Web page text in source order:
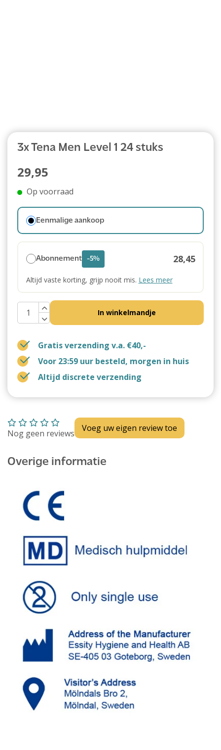
3x Tena Men Level 1 24 stuks
29,95
Op voorraad
Eenmalige aankoop
Abonnement -5% 28,45
Altijd vaste korting, grijp nooit mis. Lees meer
In winkelmandje
Gratis verzending v.a. €40,-
Voor 23:59 uur besteld, morgen in huis
Altijd discrete verzending
Nog geen reviews Voeg uw eigen review toe
Overige informatie